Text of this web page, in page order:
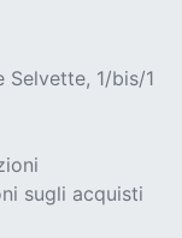
Selvette, 1/bis/1
sugli acquisti